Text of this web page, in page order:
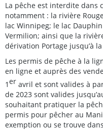
La pêche est interdite dans
notamment : la rivière
lac Winnipeg; le lac
Vermilion; ainsi que la
dérivation Portage jusqu’à
Les permis de pêche à la
en ligne et auprès des
1er avril et sont valides à
de 2023 sont valides
souhaitant pratiquer la
permis pour pêcher au
exemption ou se trouve